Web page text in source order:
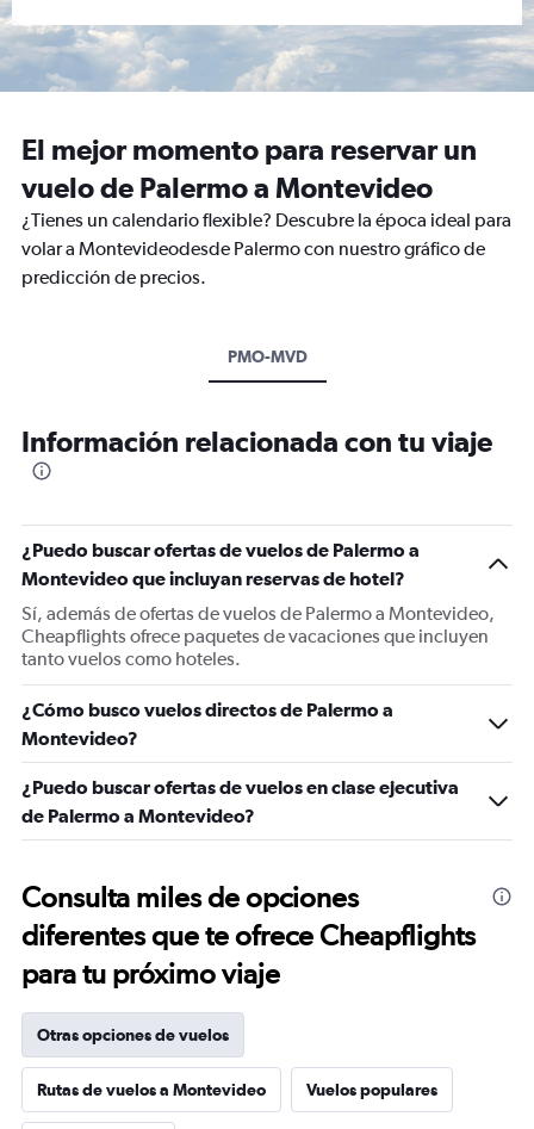
El mejor momento para reservar un
vuelo de Palermo a Montevideo
¿Tienes un calendario flexible? Descubre la época ideal para
volar a Montevideodesde Palermo con nuestro gráfico de
predicción de precios.
PMO-MVD
Información relacionada con tu viaje
¿Puedo buscar ofertas de vuelos de Palermo a
Montevideo que incluyan reservas de hotel?
Sí, además de ofertas de vuelos de Palermo a Montevideo,
Cheapflights ofrece paquetes de vacaciones que incluyen
tanto vuelos como hoteles.
¿Cómo busco vuelos directos de Palermo a
Montevideo?
¿Puedo buscar ofertas de vuelos en clase ejecutiva
de Palermo a Montevideo?
Consulta miles de opciones
diferentes que te ofrece Cheapflights
para tu próximo viaje
Otras opciones de vuelos
Rutas de vuelos a Montevideo Vuelos populares